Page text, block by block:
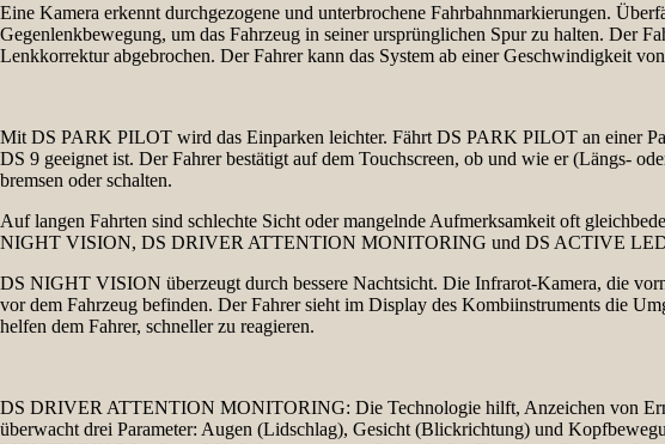
Eine Kamera erkennt durchgezogene und unterbrochene Fahrbahnmarkierungen.
Gegenlenkbewegung, um das Fahrzeug in seiner ursprünglichen Spur zu halten. Der
Lenkkorrektur abgebrochen. Der Fahrer kann das System ab einer Geschwindigkeit
Mit DS PARK PILOT wird das Einparken leichter. Fährt DS PARK PILOT an einer
DS 9 geeignet ist. Der Fahrer bestätigt auf dem Touchscreen, ob und wie er (Längs-
bremsen oder schalten.
Auf langen Fahrten sind schlechte Sicht oder mangelnde Aufmerksamkeit oft
NIGHT VISION, DS DRIVER ATTENTION MONITORING und DS ACTIVE
DS NIGHT VISION überzeugt durch bessere Nachtsicht. Die Infrarot-Kamera, die
vor dem Fahrzeug befinden. Der Fahrer sieht im Display des Kombiinstruments die
helfen dem Fahrer, schneller zu reagieren.
DS DRIVER ATTENTION MONITORING: Die Technologie hilft, Anzeichen von
überwacht drei Parameter: Augen (Lidschlag), Gesicht (Blickrichtung) und